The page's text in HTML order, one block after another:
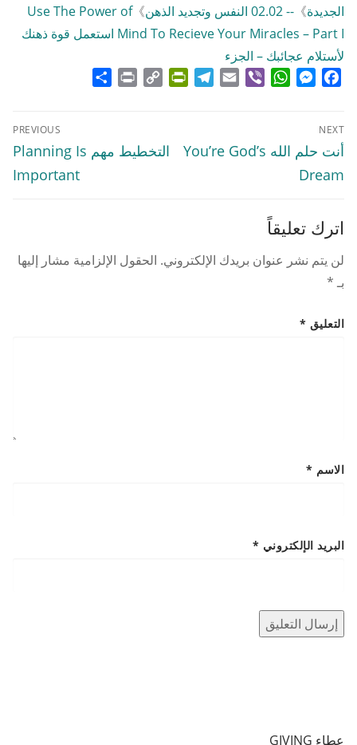
الجديدة》 -- 02.02 النفس وتجديد الذهن 》
Use The Power of
Mind To Recieve Your Miracles – Part I استعمل قوة ذهنك
لأستلام عجائبك – الجزء
Facebook
Messenger
WhatsApp
Viber
Email
Telegram
PrintFriendly
Copy
Print
تصفّح
المقالات
PREVIOUS
Previous
التخطيط مهم Planning Is
Important
NEXT
Next
post:
أنت حلم الله You’re God’s
Dream
اترك تعليقاً
لن يتم نشر عنوان بريدك الإلكتروني. الحقول الإلزامية مشار إليها
بـ*
التعليق *
الاسم *
البريد الإلكتروني *
عطاء GIVING